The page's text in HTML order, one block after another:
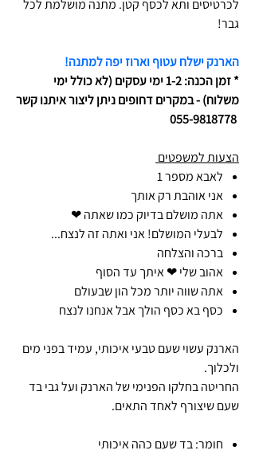
לכרטיסים ותא לכסף קטן. מתנה מושלמת לכל
גבר!
הארנק ישלח עטוף וארוז יפה למתנה!
* זמן הכנה: 1-2 ימי עסקים (לא כולל ימי
משלוח) - במקרים דחופים ניתן ליצור איתנו קשר
הצעות למשפטים
לאבא מספר 1
אני אוהבת רק אותך
אתה מושלם בדיוק כמו שאתה ❤
לבעלי המושלם! אני ואתה זה לנצח...
ברכה והצלחה
אהוב שלי ❤ איתך עד הסוף
אתה שווה יותר מכל הון שבעולם
כסף בא כסף הולך אבל אנחנו לנצח
הארנק עשוי שעם טבעי איכותי, עמיד בפני מים
ולכלוך.
החריטה בחלקו הפנימי של הארנק ועל גבי בד
שעם שיצורף לאחד התאים.
חומר: בד שעם כהה איכותי